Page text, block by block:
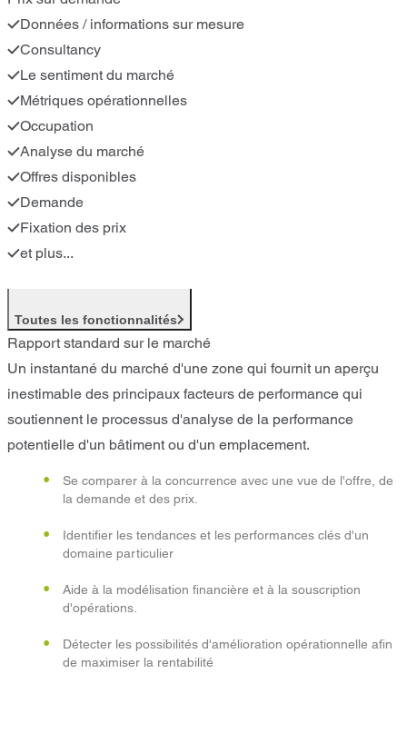
Données / informations sur mesure
Consultancy
Le sentiment du marché
Métriques opérationnelles
Occupation
Analyse du marché
Offres disponibles
Demande
Fixation des prix
et plus...
Toutes les fonctionnalités
Rapport standard sur le marché
Un instantané du marché d'une zone qui fournit un aperçu
inestimable des principaux facteurs de performance qui
soutiennent le processus d'analyse de la performance
potentielle d'un bâtiment ou d'un emplacement.
Se comparer à la concurrence avec une vue de l'offre, de
la demande et des prix.
Identifier les tendances et les performances clés d'un
domaine particulier
Aide à la modélisation financière et à la souscription
d'opérations.
Détecter les possibilités d'amélioration opérationnelle afin
de maximiser la rentabilité